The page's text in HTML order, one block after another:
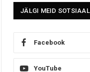
JÄLGI MEID
Facebook
YouTube